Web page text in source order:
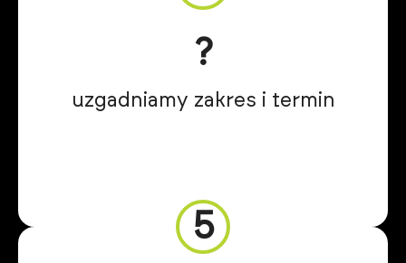
?️
uzgadniamy zakres i termin
5